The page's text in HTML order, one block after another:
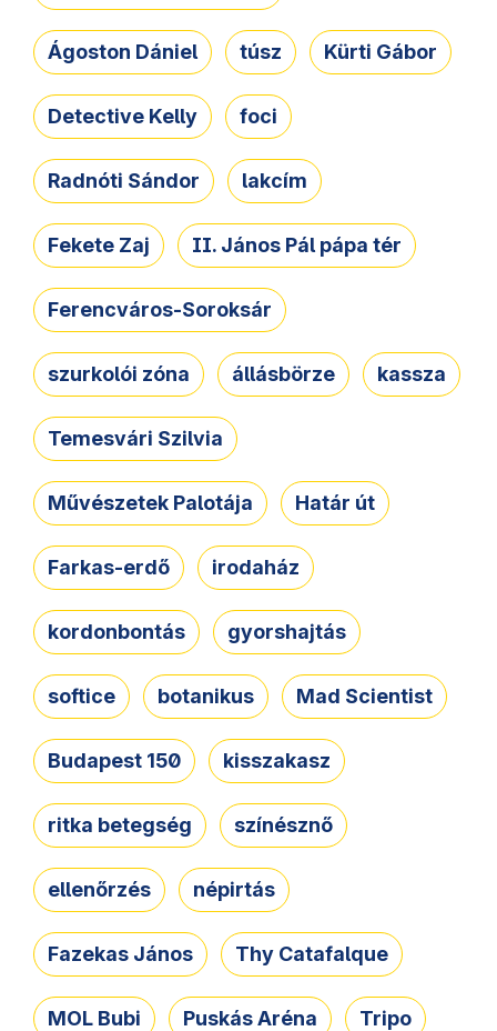
Ágoston Dániel túsz Kürti Gábor
Detective Kelly foci
Radnóti Sándor lakcím
Fekete Zaj II. János Pál pápa tér
Ferencváros-Soroksár
szurkolói zóna állásbörze kassza
Temesvári Szilvia
Művészetek Palotája Határ út
Farkas-erdő irodaház
kordonbontás gyorshajtás
softice botanikus Mad Scientist
Budapest 150 kisszakasz
ritka betegség színésznő
ellenőrzés népirtás
Fazekas János Thy Catafalque
MOL Bubi Puskás Aréna Tripo